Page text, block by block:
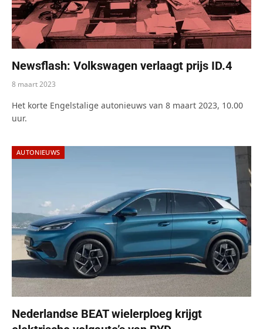
Newsflash: Volkswagen verlaagt prijs ID.4
8 maart 2023
Het korte Engelstalige autonieuws van 8 maart 2023, 10.00
uur.
AUTONIEUWS
Nederlandse BEAT wielerploeg krijgt